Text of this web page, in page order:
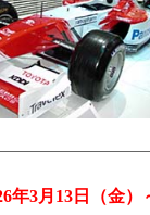
年3月13日（金